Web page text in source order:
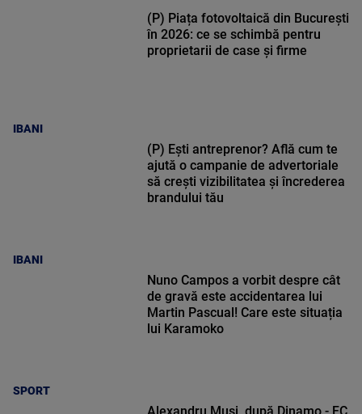
IBANI
(P) Piața fotovoltaică din București
în 2026: ce se schimbă pentru
proprietarii de case și firme
IBANI
(P) Ești antreprenor? Află cum te
ajută o campanie de advertoriale
să crești vizibilitatea și încrederea
brandului tău
SPORT
Nuno Campos a vorbit despre cât
de gravă este accidentarea lui
Martin Pascual! Care este situația
lui Karamoko